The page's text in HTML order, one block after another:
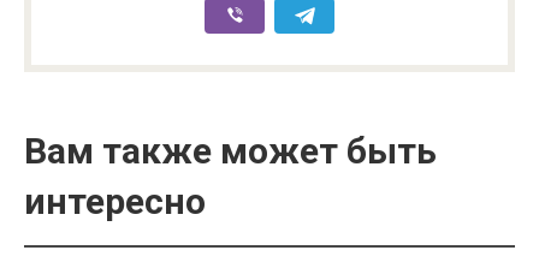
Вам также может быть
интересно